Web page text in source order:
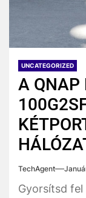
UNCATEGORIZED
A QNAP
TechAgent
Gyorsítsd